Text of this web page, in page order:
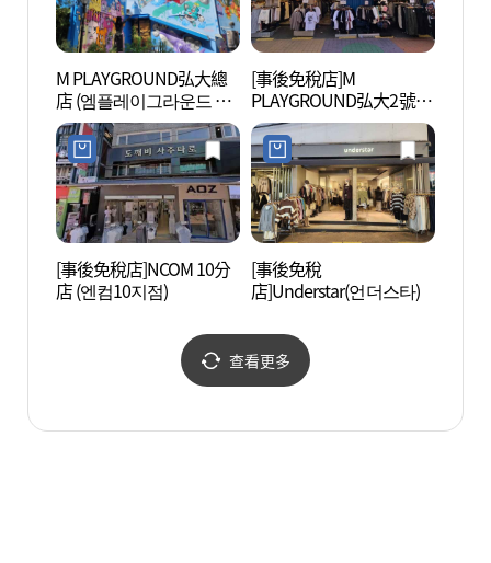
M PLAYGROUND弘大總
店 (엠플레이그라운드 홍
대본점)
[事後免稅店]M
PLAYGROUND弘大2號店
(엠플레이그라운드 홍대2
호점)
[事後免稅店]NCOM 10分
店 (엔컴10지점)
[事後免稅
店]Understar(언더스타)
查看更多